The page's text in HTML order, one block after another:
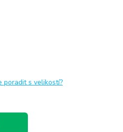
poradit s velikostí?